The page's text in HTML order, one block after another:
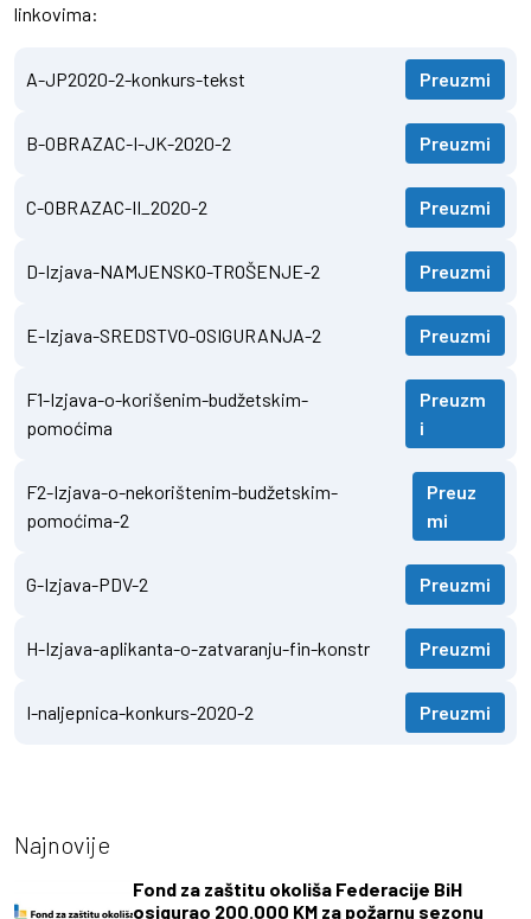
linkovima:
A-JP2020-2-konkurs-tekst Preuzmi
B-OBRAZAC-I-JK-2020-2 Preuzmi
C-OBRAZAC-II_2020-2 Preuzmi
D-Izjava-NAMJENSKO-TROŠENJE-2 Preuzmi
E-Izjava-SREDSTVO-OSIGURANJA-2 Preuzmi
F1-Izjava-o-korišenim-budžetskim-
pomoćima
Preuzm
i
F2-Izjava-o-nekorištenim-budžetskim-
pomoćima-2
Preuz
mi
G-Izjava-PDV-2 Preuzmi
H-Izjava-aplikanta-o-zatvaranju-fin-konstr Preuzmi
I-naljepnica-konkurs-2020-2 Preuzmi
Najnovije
Fond za zaštitu okoliša Federacije BiH
osigurao 200.000 KM za požarnu sezonu